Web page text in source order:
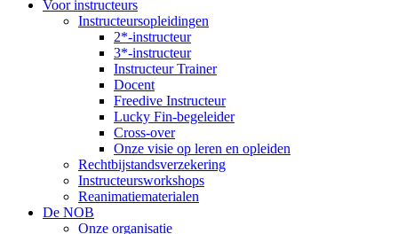
Voor instructeurs
Instructeursopleidingen
2*-instructeur
3*-instructeur
Instructeur Trainer
Docent
Freedive Instructeur
Lucky Fin-begeleider
Cross-over
Onze visie op leren en opleiden
Rechtbijstandsverzekering
Instructeursworkshops
Reanimatiematerialen
De NOB
Onze organisatie